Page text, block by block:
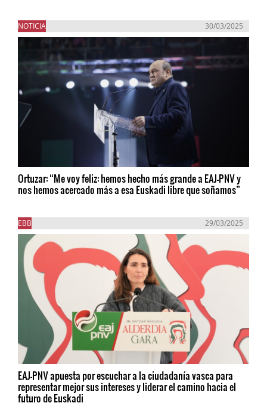
NOTICIA 30/03/2025
Ortuzar: “Me voy feliz: hemos hecho más grande a EAJ-PNV y
nos hemos acercado más a esa Euskadi libre que soñamos”
EBB 29/03/2025
EAJ-PNV apuesta por escuchar a la ciudadanía vasca para
representar mejor sus intereses y liderar el camino hacia el
futuro de Euskadi